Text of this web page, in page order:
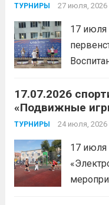
ТУРНИРЫ 27 июля, 2026
17 июля
заняла
дальше
17.07.2026
«Подвижные
ТУРНИРЫ 24 июля, 2026
17 июля